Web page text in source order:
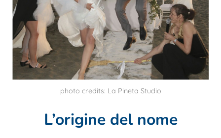
photo credits: La Pineta Studio
L’origine del nome